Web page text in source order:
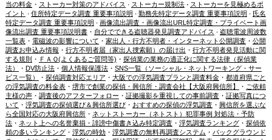
当の料金・ ストーカー対策のアドバイス ・ ストーカー規制法・ ストーカーを見極めるポ
イント ・ 住所特定データ調査 重要事項説明 ・ 勤務先特定データ調査 重要事項説明 ・ 氏名
特定データ調査 重要事項説明 ・ 画像流出調査・画像流出URL特定調査・プライベート画
像流出調査 重要事項説明書・ 自分でできる盗聴器発見調査アドバイス ・ 盗聴電波周波数
一覧表・ 電磁波の影響について ・ 家出人・行方不明者・インターネット公開調査・ 公開
調査お申込み情報 ・ 行方不明者届（家出人捜索願）の届け出 ・ 行方不明者発見活動に関
する規則 ・ ＦＡＱ(よくあるご質問等) ・ 探偵業の業務の適正化に関する法律（探偵業
法）
・ DV防止法・ 個人情報保護法・ SNS一覧（ソーシャル・ネットワーキング・サー
ビス一覧）
・ 探偵調査対応エリア ・ 大阪での浮気調査プランと調査料金・ 都道府県ごと
の浮気調査の料金表・ 堺市で創業の探偵・興信所・調査会社【大阪府興信所】 ・ ご依頼
主様の声・ 調査後のアフターフォロー ・ 証拠撮影を重視しての事前調査・ 証拠写真につ
いて ・ 浮気調査の探偵選び＆興信所選び・ おすすめの探偵の浮気調査・ 興信所を選ぶな
ら全国対応の大阪府興信所・ ネットストーカー（ネトスト）犯罪事例 対処法・予防
法・ ネット上への名誉棄損・誹謗中傷書き込み特定調査・ 浮気調査ランキング・ 探偵依
頼の多いランキング・ 浮気の時効・ 浮気調査の無料再調査システム ・ バックグラウンド